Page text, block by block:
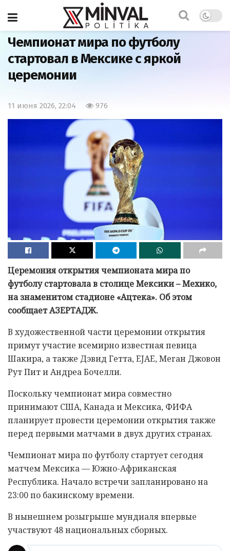
Главная
Чемпионат мира по футболу
стартовал в Мексике с яркой
церемонии
11 июня 2026, 22:04 976
Церемония открытия чемпионата мира по
футболу стартовала в столице Мексики – Мехико,
на знаменитом стадионе «Ацтека». Об этом
сообщает АЗЕРТАДЖ.
В художественной части церемонии открытия
примут участие всемирно известная певица
Шакира, а также Дэвид Гетта, EJAE, Меган Джовон
Рут Пит и Андреа Бочелли.
Поскольку чемпионат мира совместно
принимают США, Канада и Мексика, ФИФА
планирует провести церемонии открытия также
перед первыми матчами в двух других странах.
Чемпионат мира по футболу стартует сегодня
матчем Мексика — Южно-Африканская
Республика. Начало встречи запланировано на
23:00 по бакинскому времени.
В нынешнем розыгрыше мундиаля впервые
участвуют 48 национальных сборных.